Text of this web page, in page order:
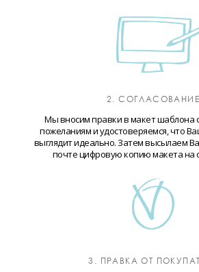
2. СОГЛАСОВАНИЕ
Мы вносим правки в макет шаблона
пожеланиям и удостоверяемся, что
выглядит идеально. Затем высылаем
почте цифровую копию макета на
3. ПРАВКА ОТ